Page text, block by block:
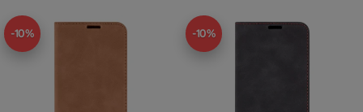
-10% -10%